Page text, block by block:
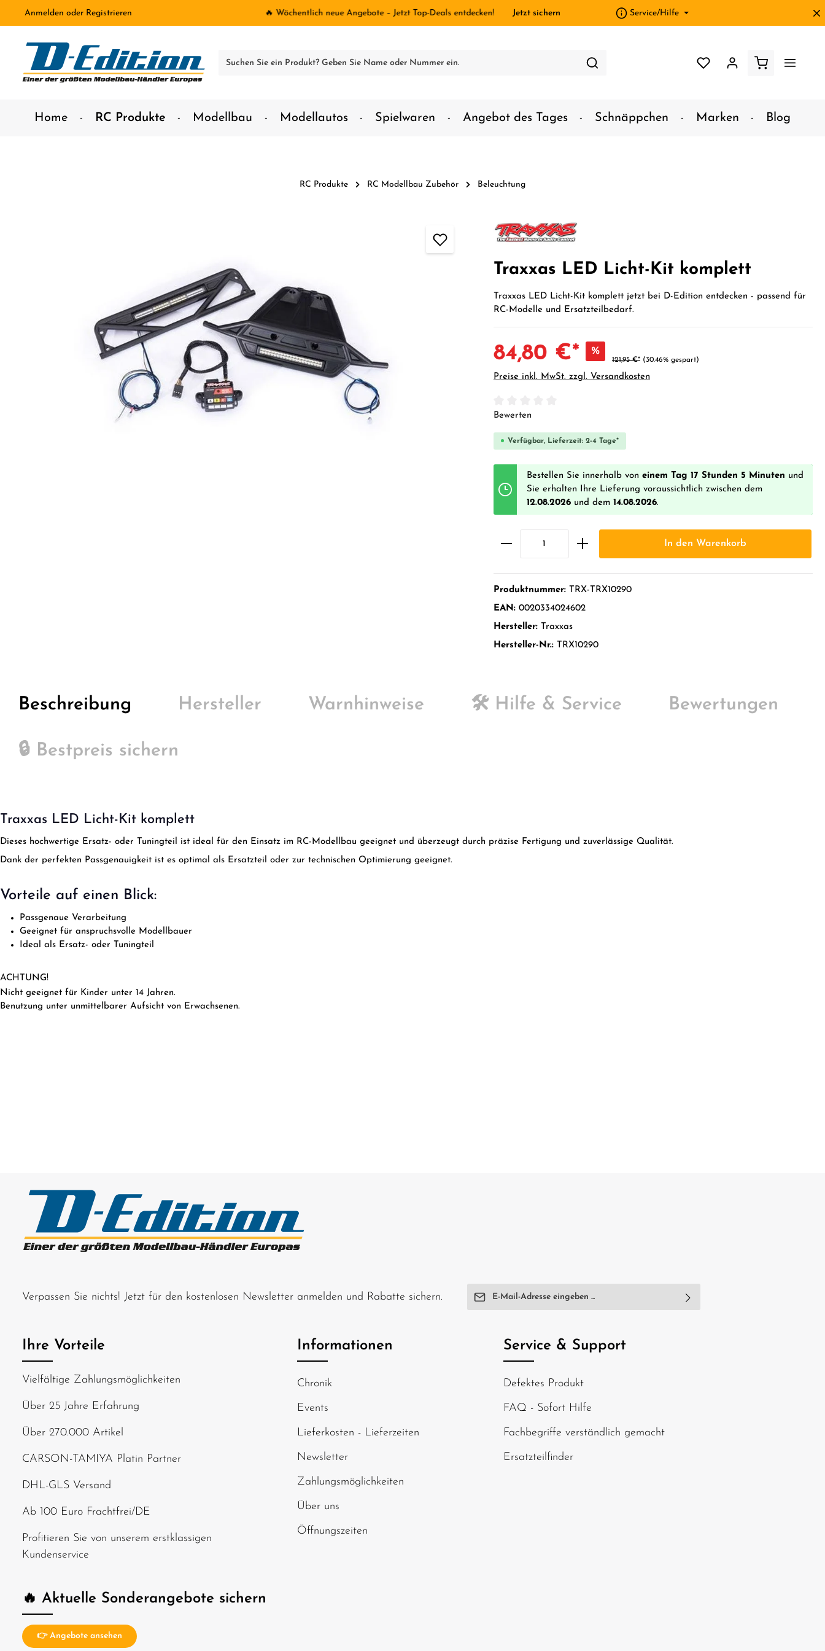
springen
Anmelden oder Registrieren 🔥 Wöchentlich neue Angebote – Jetzt Top-Deals entdecken! Jetzt sichern Service/Hilfe
Home RC Produkte Modellbau Modellautos Spielwaren Angebot des Tages Schnäppchen Marken Blog
RC Produkte RC Modellbau Zubehör Beleuchtung
Traxxas LED Licht-Kit komplett
Traxxas LED Licht-Kit komplett jetzt bei D-Edition entdecken - passend für
RC-Modelle und Ersatzteilbedarf.
84,80 €* %
121,95 €* (30.46% gespart)
Preise inkl. MwSt. zzgl. Versandkosten
Durchschnittliche Bewertung von 0 von 5 Sternen
Bewerten
Verfügbar, Lieferzeit: 2-4 Tage*
Bestellen Sie innerhalb von einem Tag 17 Stunden 5 Minuten und
Sie erhalten Ihre Lieferung voraussichtlich zwischen dem
12.08.2026 und dem 14.08.2026.
In den Warenkorb
Produktnummer: TRX-TRX10290
EAN: 0020334024602
Hersteller: Traxxas
Hersteller-Nr.: TRX10290
Beschreibung Hersteller Warnhinweise 🛠️ Hilfe & Service Bewertungen
🔒 Bestpreis sichern
Traxxas LED Licht-Kit komplett
Dieses hochwertige Ersatz- oder Tuningteil ist ideal für den Einsatz im RC-Modellbau geeignet und überzeugt durch präzise Fertigung und zuverlässige Qualität.
Dank der perfekten Passgenauigkeit ist es optimal als Ersatzteil oder zur technischen Optimierung geeignet.
Vorteile auf einen Blick:
Passgenaue Verarbeitung
Geeignet für anspruchsvolle Modellbauer
Ideal als Ersatz- oder Tuningteil
ACHTUNG!
Nicht geeignet für Kinder unter 14 Jahren.
Benutzung unter unmittelbarer Aufsicht von Erwachsenen.
Verpassen Sie nichts! Jetzt für den kostenlosen Newsletter anmelden und Rabatte sichern. E-Mail-Adresse*
einverstanden.
abgebildeten Zeichen ein*
🔥 Aktuelle Sonderangebote sichern
👉 Angebote ansehen
Ihre Vorteile
Vielfältige Zahlungsmöglichkeiten
Über 25 Jahre Erfahrung
Über 270.000 Artikel
CARSON-TAMIYA Platin Partner
DHL-GLS Versand
Ab 100 Euro Frachtfrei/DE
Profitieren Sie von unserem erstklassigen
Kundenservice
Informationen
Chronik
Events
Lieferkosten - Lieferzeiten
Newsletter
Zahlungsmöglichkeiten
Über uns
Öffnungszeiten
Service & Support
Defektes Produkt
FAQ - Sofort Hilfe
Fachbegriffe verständlich gemacht
Ersatzteilfinder